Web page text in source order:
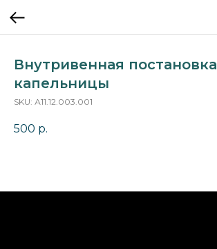
Внутривенная постановка
капельницы
SKU: А11.12.003.001
500 р.